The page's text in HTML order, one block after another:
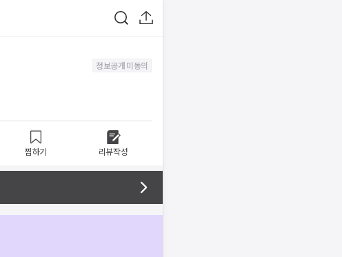
정보공개 미동의
찜하기 리뷰작성